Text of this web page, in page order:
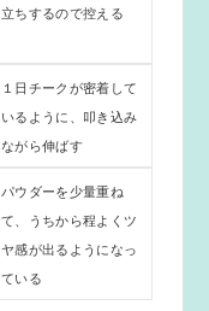
立ちするので控える
１日チークが密着して
いるように、叩き込み
ながら伸ばす
パウダーを少量重ね
て、うちから程よくツ
ヤ感が出るようになっ
ている